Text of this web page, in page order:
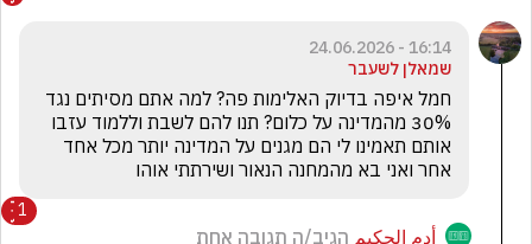
16:14 - 24.06.2026
שמאלן לשעבר
אחר ואני בא מהמחנה הנאור ושירתתי אוהו
1
أدم الحكيم הגיב/ה תגובה אחת